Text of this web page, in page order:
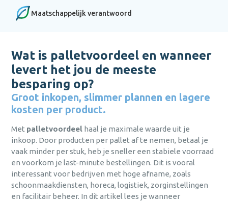
Maatschappelijk verantwoord
Wat is palletvoordeel en wanneer
levert het jou de meeste
besparing op?
Groot inkopen, slimmer plannen en lagere
kosten per product.
Met palletvoordeel haal je maximale waarde uit je
inkoop. Door producten per pallet af te nemen, betaal je
vaak minder per stuk, heb je sneller een stabiele voorraad
en voorkom je last-minute bestellingen. Dit is vooral
interessant voor bedrijven met hoge afname, zoals
schoonmaakdiensten, horeca, logistiek, zorginstellingen
en facilitair beheer. In dit artikel lees je wanneer
nog geen
account?
registreer nu
jouw behoeften?
sluiten
Aanmelden
Al een
account?
Inloggen
jouw behoeften?
sluiten
Persoonlijk advies afgestemd op jouw
Duurzaam en milieubewust ondernemen
centraal.
Jarenlange ervaring in
schoonmaakoplossingen.
Hulp nodig met het aanmaken van je account,
of gewoon persoonlijk advies afgestemd op
jouw behoeften?
Bel0475 475 422of mailhallo@bena.nl
annuleren
Versturen
Weet je je
inloggegevens
alweer?
Inloggen
jouw behoeften?